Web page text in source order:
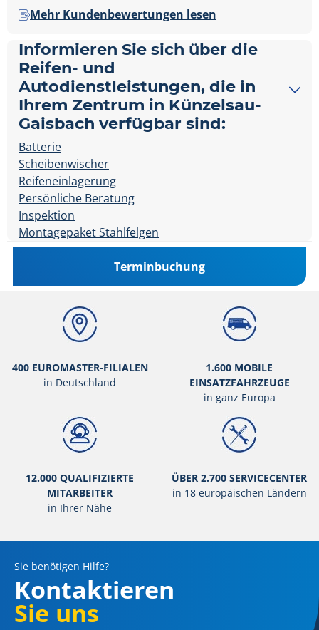
Mehr Kundenbewertungen lesen
Informieren Sie sich über die
Reifen- und
Autodienstleistungen, die in
Ihrem Zentrum in Künzelsau-
Gaisbach verfügbar sind:
Batterie
Scheibenwischer
Reifeneinlagerung
Persönliche Beratung
Inspektion
Montagepaket Stahlfelgen
Terminbuchung
400 EUROMASTER-FILIALEN
in Deutschland
1.600 MOBILE
EINSATZFAHRZEUGE
in ganz Europa
12.000 QUALIFIZIERTE
MITARBEITER
in Ihrer Nähe
ÜBER 2.700 SERVICECENTER
in 18 europäischen Ländern
Sie benötigen Hilfe?
Kontaktieren
Sie uns